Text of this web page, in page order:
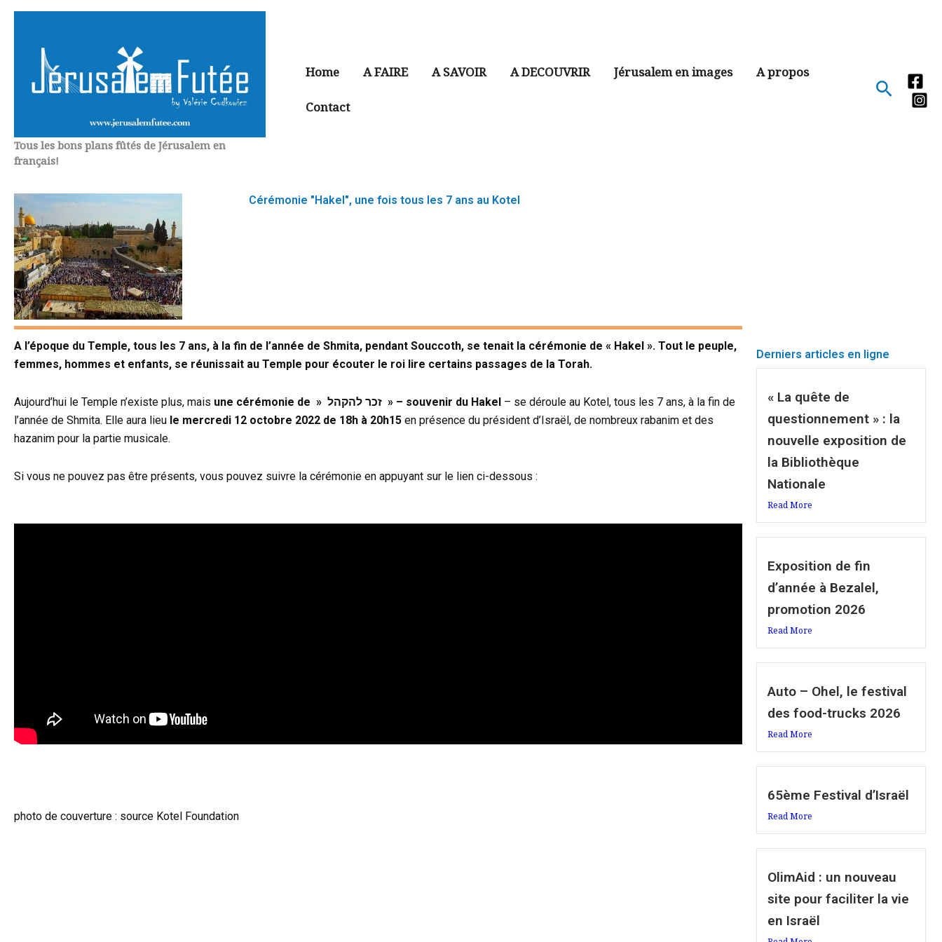
Aller
contenu
Tous les bons plans fûtés de Jérusalem en
français!
Home A FAIRE A SAVOIR A DECOUVRIR Jérusalem en images A propos
Contact
Cérémonie "Hakel", une fois tous les 7 ans au Kotel
A l’époque du Temple, tous les 7 ans, à la fin de l’année de Shmita, pendant Souccoth, se tenait la cérémonie de « Hakel ». Tout le peuple,
femmes, hommes et enfants, se réunissait au Temple pour écouter le roi lire certains passages de la Torah.
Aujourd’hui le Temple n’existe plus, mais une cérémonie de » זכר להקהל » – souvenir du Hakel – se déroule au Kotel, tous les 7 ans, à la fin de
l’année de Shmita. Elle aura lieu le mercredi 12 octobre 2022 de 18h à 20h15 en présence du président d’Israël, de nombreux rabanim et des
hazanim pour la partie musicale.
Si vous ne pouvez pas être présents, vous pouvez suivre la cérémonie en appuyant sur le lien ci-dessous :
photo de couverture : source Kotel Foundation
Derniers articles en ligne
« La quête de
questionnement » : la
nouvelle exposition de
la Bibliothèque
Nationale
Read More
Exposition de fin
d’année à Bezalel,
promotion 2026
Read More
Auto – Ohel, le festival
des food-trucks 2026
Read More
65ème Festival d’Israël
Read More
OlimAid : un nouveau
site pour faciliter la vie
en Israël